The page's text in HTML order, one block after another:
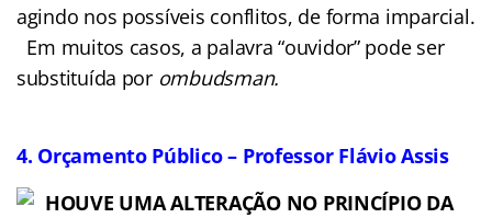
agindo nos possíveis conflitos, de forma imparcial.
Em muitos casos, a palavra “ouvidor” pode ser
substituída por ombudsman.
4. Orçamento Público – Professor Flávio Assis
HOUVE UMA ALTERAÇÃO NO PRINCÍPIO DA